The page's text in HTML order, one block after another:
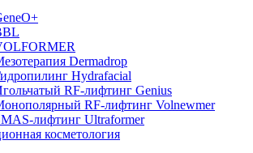
Dermadrop
Hydrafacial
RF-лифтинг Genius
RF-лифтинг Volnewmer
лифтинг Ultraformer
косметология